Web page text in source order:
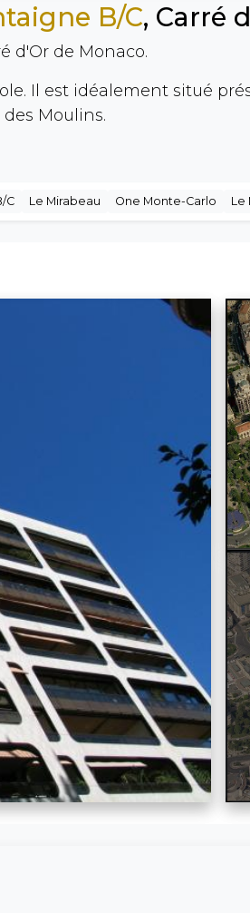
B/C, Carré
d'Or de Monaco.
Il est idéalement situé
Moulins.
C Le Mirabeau One Monte-Carlo Le